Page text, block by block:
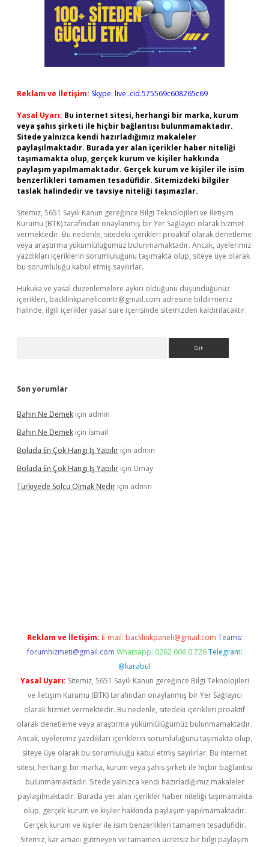
Reklam ve İletişim: Skype: live:.cid.575569c608265c69
Yasal Uyarı: Bu internet sitesi, herhangi bir marka, kurum
veya şahıs şirketi ile hiçbir bağlantısı bulunmamaktadır.
Sitede yalnızca kendi hazırladığımız makaleler
paylaşılmaktadır. Burada yer alan içerikler haber niteliği
taşımamakta olup, gerçek kurum ve kişiler hakkında
paylaşım yapılmamaktadır. Gerçek kurum ve kişiler ile isim
benzerlikleri tamamen tesadüfidir. Sitemizdeki bilgiler
taslak halindedir ve tavsiye niteliği taşımazlar.
Sitemiz, 5651 Sayılı Kanun gereğince Bilgi Teknolojileri ve İletişim
Kurumu (BTK) tarafından onaylanmış bir Yer Sağlayıcı olarak hizmet
vermektedir. Bu nedenle, sitedeki içerikleri proaktif olarak denetleme
veya araştırma yükümlülüğümüz bulunmamaktadır. Ancak, üyelerimiz
yazdıkları içeriklerin sorumluluğunu taşımakta olup, siteye üye olarak
bu sorumluluğu kabul etmiş sayılırlar.
Hukuka ve yasal düzenlemelere aykırı olduğunu düşündüğünüz
içerikleri, backlinkpanelicomtr@gmail.com adresine bildirmeniz
halinde, ilgili içerikler yasal süre içerisinde sitemizden kaldırılacaktır.
Son yorumlar
Bahın Ne Demek için admin
Bahın Ne Demek için İsmail
Boluda En Çok Hangi Iş Yapılır için admin
Boluda En Çok Hangi Iş Yapılır için Umay
Türkiyede Solcu Olmak Nedir için admin
Reklam ve İletişim: E-mail: backlinkpaneli@gmail.com Teams:
forumhizmeti@gmail.com Whatsapp: 0262 606 0 726 Telegram:
@karabul
Yasal Uyarı: Sitemiz, 5651 Sayılı Kanun gereğince Bilgi Teknolojileri
ve İletişim Kurumu (BTK) tarafından onaylanmış bir Yer Sağlayıcı
olarak hizmet vermektedir. Bu nedenle, sitedeki içerikleri proaktif
olarak denetleme veya araştırma yükümlülüğümüz bulunmamaktadır.
Ancak, üyelerimiz yazdıkları içeriklerin sorumluluğunu taşımakta olup,
siteye üye olarak bu sorumluluğu kabul etmiş sayılırlar. Bu internet
sitesi, herhangi bir marka, kurum veya şahıs şirketi ile hiçbir bağlantısı
bulunmamaktadır. Sitede yalnızca kendi hazırladığımız makaleler
paylaşılmaktadır. Burada yer alan içerikler haber niteliği taşımamakta
olup, gerçek kurum ve kişiler hakkında paylaşım yapılmamaktadır.
Gerçek kurum ve kişiler ile isim benzerlikleri tamamen tesadüfidir.
Sitemiz, kar amacı gütmeyen ve tamamen ücretsiz bir bilgi paylaşım